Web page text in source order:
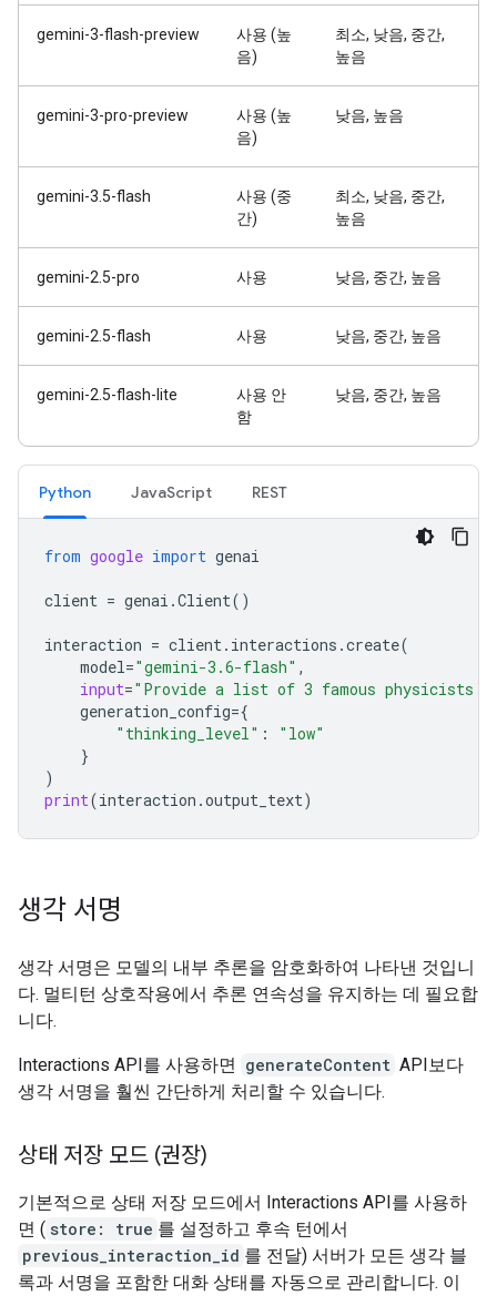
gemini-3-flash-preview
사용 (높
음)
최소, 낮음, 중간,
높음
gemini-3-pro-preview
사용 (높
음)
낮음, 높음
gemini-3.5-flash
사용 (중
간)
최소, 낮음, 중간,
높음
gemini-2.5-pro 사용 낮음, 중간, 높음
gemini-2.5-flash 사용 낮음, 중간, 높음
gemini-2.5-flash-lite
사용 안
함
낮음, 중간, 높음
Python JavaScript REST
from google import genai
client = genai .Client()
interaction = client. interactions .create(
model="gemini-3.6-flash" ,
input="Provide a list of 3 famous physicists
generation_config={
"thinking_level" :
"low"
}
)
print(interaction .output_text)
생각 서명
생각 서명은 모델의 내부 추론을 암호화하여 나타낸 것입니
다. 멀티턴 상호작용에서 추론 연속성을 유지하는 데 필요합
니다.
Interactions API를 사용하면 generateContent API보다
생각 서명을 훨씬 간단하게 처리할 수 있습니다.
상태 저장 모드 (권장)
기본적으로 상태 저장 모드에서 Interactions API를 사용하
면 ( store: true 를 설정하고 후속 턴에서
previous_interaction_id 를 전달) 서버가 모든 생각 블
록과 서명을 포함한 대화 상태를 자동으로 관리합니다. 이